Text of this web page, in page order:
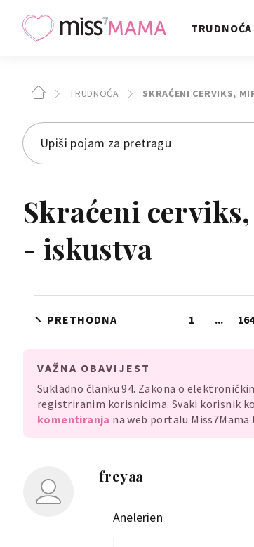
TRUDNOĆA
TRUDNOĆA SKRAĆENI CERVIKS,
Skraćeni
- iskustva
PRETHODNA 1 ... 164
VAŽNA OBAVIJEST
Sukladno članku 94. Zakona o
registriranim korisnicima. Svaki korisnik
komentiranja na web portalu Miss7Mama
freyaa
Anelerien